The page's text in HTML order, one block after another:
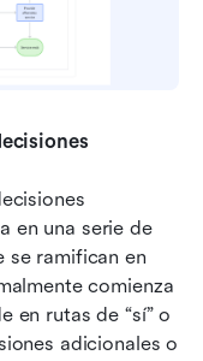
en una serie de
se ramifican en
comienza
en rutas de “sí” o
adicionales o